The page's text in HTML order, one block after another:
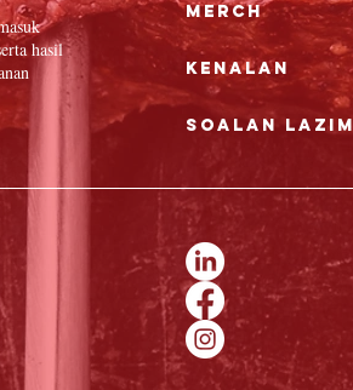
hasil
Merch
Kenalan
Soalan Lazim